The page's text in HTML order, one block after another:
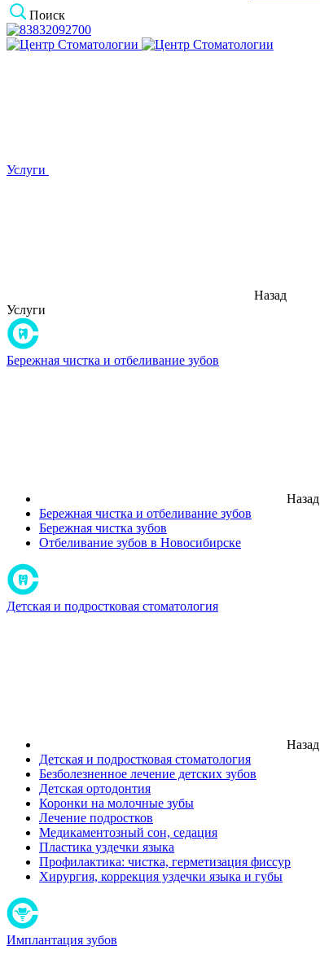
Поиск
Услуги
Назад
Услуги
Бережная чистка и отбеливание зубов
Назад
Бережная чистка и отбеливание зубов
Бережная чистка зубов
Отбеливание зубов в Новосибирске
Детская и подростковая стоматология
Назад
Детская и подростковая стоматология
Безболезненное лечение детских зубов
Детская ортодонтия
Коронки на молочные зубы
Лечение подростков
Медикаментозный сон, седация
Пластика уздечки языка
Профилактика: чистка, герметизация фиссур
Хирургия, коррекция уздечки языка и губы
Имплантация зубов